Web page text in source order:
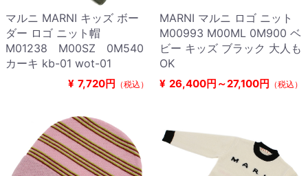
マルニ MARNI キッズ ボー
ダー ロゴ ニット帽
M01238 M00SZ 0M540
カーキ kb-01 wot-01
¥ 7,720円 （税込）
MARNI マルニ ロゴ ニット
M00993 M00ML 0M900 ベ
ビー キッズ ブラック 大人も
OK
¥ 26,400円～27,100円 （税込）